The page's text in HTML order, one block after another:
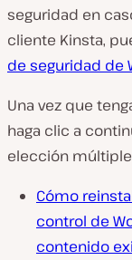
seguridad en
cliente Kinsta,
de seguridad de
Una vez que
haga clic a
elección
Cómo
control de
contenido